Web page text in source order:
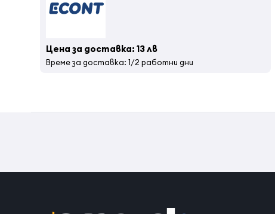
Цена за доставка: 13 лв
Време за доставка: 1/2 работни дни